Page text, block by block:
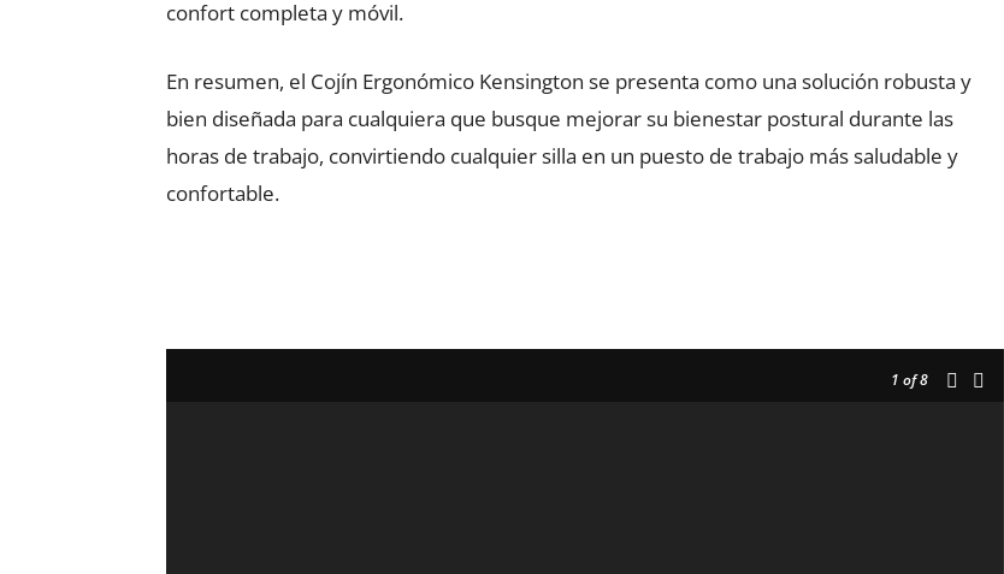
confort completa y móvil.
En resumen, el Cojín Ergonómico Kensington se presenta como una solución robusta y
bien diseñada para cualquiera que busque mejorar su bienestar postural durante las
horas de trabajo, convirtiendo cualquier silla en un puesto de trabajo más saludable y
confortable.
1 of 8